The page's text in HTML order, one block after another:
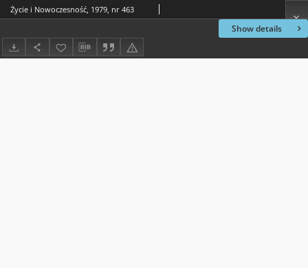
Show details
Życie i Nowoczesność, 1979, nr 463